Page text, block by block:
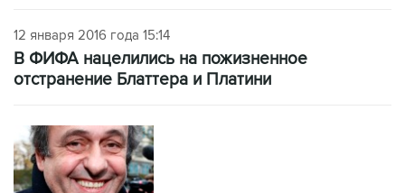
12 января 2016 года 15:14
В ФИФА нацелились на пожизненное
отстранение Блаттера и Платини